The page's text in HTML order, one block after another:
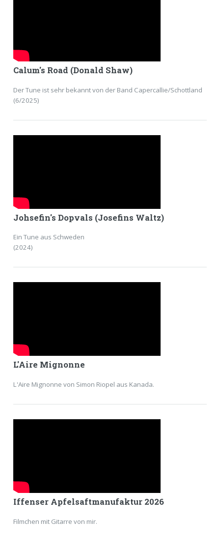
Calum's Road (Donald Shaw)
Der Tune ist sehr bekannt von der Band Capercallie/Schottland
(6/2025)
Johsefin's Dopvals (Josefins Waltz)
Ein Tune aus Schweden
(2024)
L'Aire Mignonne
L'Aire Mignonne von Simon Riopel aus Kanada.
Iffenser Apfelsaftmanufaktur 2026
Filmchen mit Gitarre von mir.